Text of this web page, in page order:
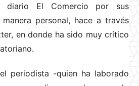
diario El Comercio por sus
personal, hace a través
en donde ha sido muy crítico
periodista -quien ha laborado